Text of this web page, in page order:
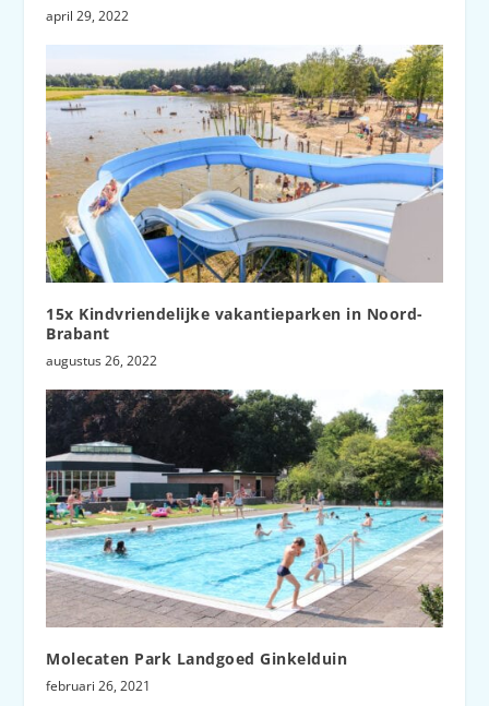
april 29, 2022
15x Kindvriendelijke vakantieparken in Noord-
Brabant
augustus 26, 2022
Molecaten Park Landgoed Ginkelduin
februari 26, 2021